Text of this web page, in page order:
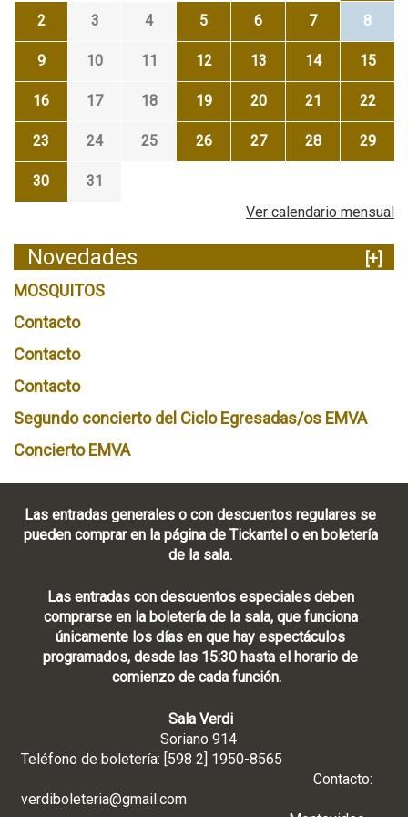
2 3 4 5 6 7 8
9 10 11 12 13 14 15
16 17 18 19 20 21 22
23 24 25 26 27 28 29
30
31
Ver calendario mensual
Novedades
[+]
MOSQUITOS
Contacto
Contacto
Contacto
Segundo concierto del Ciclo Egresadas/os EMVA
Concierto EMVA
Las entradas generales o con descuentos regulares se
pueden comprar en la página de Tickantel o en boletería
de la sala.
Las entradas con descuentos especiales deben
comprarse en la boletería de la sala, que funciona
únicamente los días en que hay espectáculos
programados, desde las 15:30 hasta el horario de
comienzo de cada función.
Sala Verdi
Soriano 914
Teléfono de boletería: [598 2] 1950-8565
Contacto:
verdiboleteria@gmail.com